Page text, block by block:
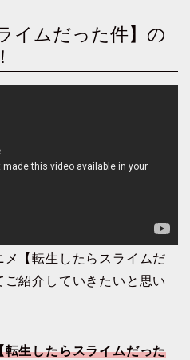
イムだった件】の
【転生したらスライムだ
紹介していきたいと思い
生したらスライムだった